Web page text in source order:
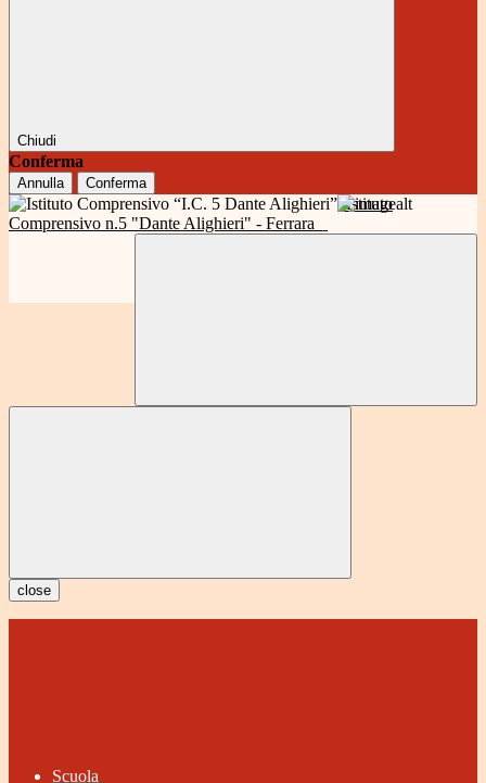
Chiudi
Conferma
Annulla Conferma
Istituto
Comprensivo n.5 "Dante Alighieri" - Ferrara
close
Scuola